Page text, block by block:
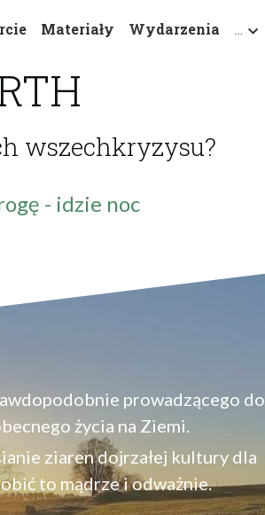
Materiały Wydarzenia …
wszechkryzysu?
- idzie noc
prowadzącego do
życia na Ziemi.
ziaren dojrzałej kultury dla
to mądrze i odważnie.